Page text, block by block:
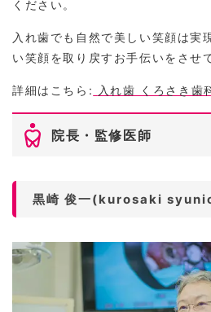
ください。
入れ歯でも自然で美しい笑顔は実
い笑顔を取り戻すお手伝いをさせ
詳細はこちら: 入れ歯 くろさき歯
院長・監修医師
黒崎 俊一(kurosaki